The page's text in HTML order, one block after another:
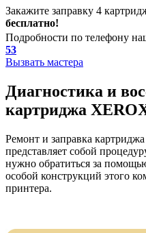
Закажите заправку 4
бесплатно!
Подробности по телефону
53
Вызвать мастера
Диагностика и
картриджа
Ремонт и заправка
представляет собой
нужно обратиться за
особой конструкций этого
принтера.